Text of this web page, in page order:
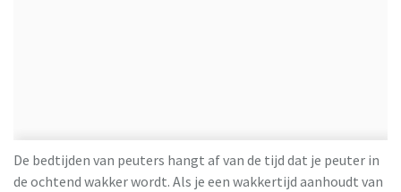
De bedtijden van peuters hangt af van de tijd dat je peuter in
de ochtend wakker wordt. Als je een wakkertijd aanhoudt van